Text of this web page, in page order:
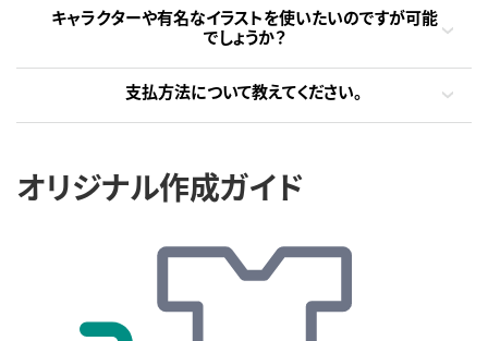
キャラクターや有名なイラストを使いたいのですが可能
でしょうか？
支払方法について教えてください。
オリジナル作成ガイド